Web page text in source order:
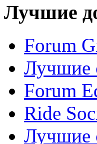
Лучшие
Forum
Лучшие
Forum
Ride
Лучшие